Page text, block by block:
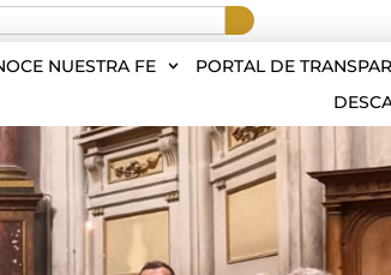
NUESTRA FE PORTAL DE